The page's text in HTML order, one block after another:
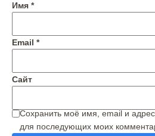
Имя *
Email *
Сайт
Сохранить моё имя, email и
для последующих моих